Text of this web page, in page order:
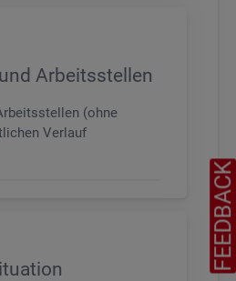
Arbeitsstellen
(ohne
Verlauf
FEEDBACK